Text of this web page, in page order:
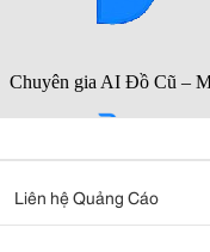
Liên hệ Quảng Cáo